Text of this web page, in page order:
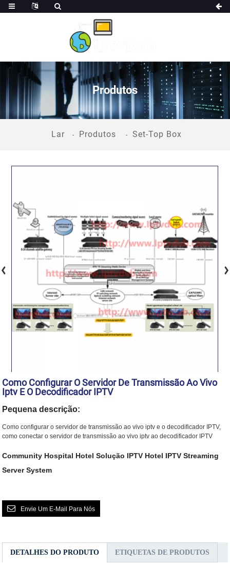
Produtos
Lar Produtos Set-Top Box
Como Configurar O Servidor De Transmissão Ao Vivo
Iptv E O Decodificador IPTV
Pequena descrição:
Como configurar o servidor de transmissão ao vivo iptv e o decodificador IPTV,
como conectar o servidor de transmissão ao vivo iptv ao decodificador IPTV
Community Hospital Hotel Solução IPTV Hotel IPTV Streaming
Server System
Envie Um E-Mail Para Nós
DETALHES DO PRODUTO ETIQUETAS DE PRODUTOS